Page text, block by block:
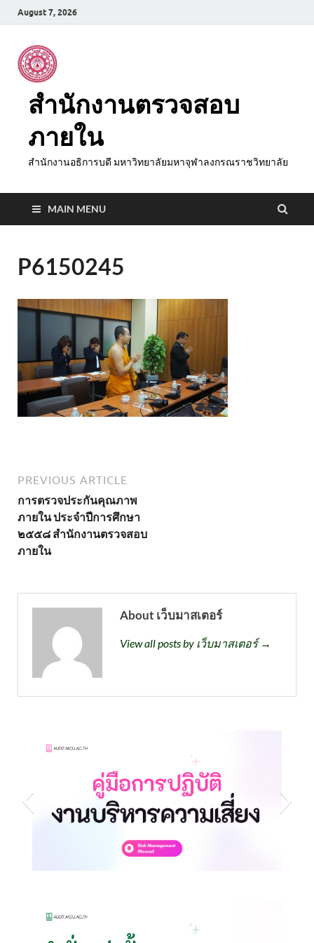
August 7, 2026
สำนักงานตรวจสอบ
ภายใน
สำนักงานอธิการบดี มหาวิทยาลัยมหาจุฬาลงกรณราชวิทยาลัย
MAIN MENU
P6150245
PREVIOUS ARTICLE
การตรวจประกันคุณภาพ
ภายใน ประจำปีการศึกษา
๒๕๕๘ สำนักงานตรวจสอบ
ภายใน
About เว็บมาสเตอร์
View all posts by เว็บมาสเตอร์ →